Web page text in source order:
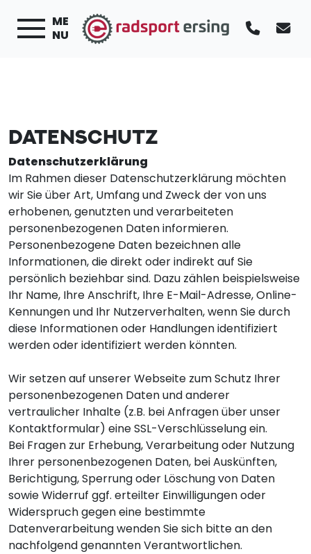
ME
NU
DATENSCHUTZ
Datenschutzerklärung
Im Rahmen dieser Datenschutzerklärung möchten
wir Sie über Art, Umfang und Zweck der von uns
erhobenen, genutzten und verarbeiteten
personenbezogenen Daten informieren.
Personenbezogene Daten bezeichnen alle
Informationen, die direkt oder indirekt auf Sie
persönlich beziehbar sind. Dazu zählen beispielsweise
Ihr Name, Ihre Anschrift, Ihre E-Mail-Adresse, Online-
Kennungen und Ihr Nutzerverhalten, wenn Sie durch
diese Informationen oder Handlungen identifiziert
werden oder identifiziert werden könnten.
Wir setzen auf unserer Webseite zum Schutz Ihrer
personenbezogenen Daten und anderer
vertraulicher Inhalte (z.B. bei Anfragen über unser
Kontaktformular) eine SSL-Verschlüsselung ein.
Bei Fragen zur Erhebung, Verarbeitung oder Nutzung
Ihrer personenbezogenen Daten, bei Auskünften,
Berichtigung, Sperrung oder Löschung von Daten
sowie Widerruf ggf. erteilter Einwilligungen oder
Widerspruch gegen eine bestimmte
Datenverarbeitung wenden Sie sich bitte an den
nachfolgend genannten Verantwortlichen.